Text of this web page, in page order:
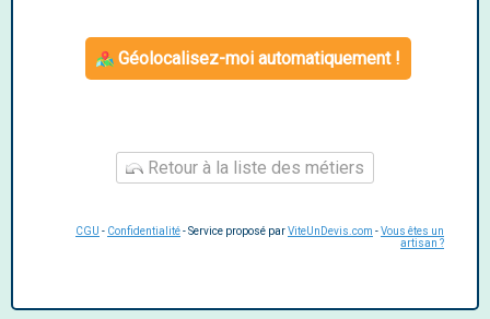
Géolocalisez-moi automatiquement !
Retour à la liste des métiers
CGU - Confidentialité- Service proposé parViteUnDevis.com -Vous êtes un
artisan ?